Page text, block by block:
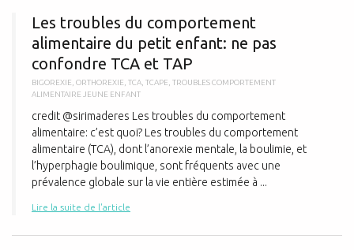
Les troubles du comportement
alimentaire du petit enfant: ne pas
confondre TCA et TAP
BIGOREXIE ORTHOREXIE TCA TCAPE TROUBLES COMPORTEMENT
ALIMENTAIRE JEUNE ENFANT
credit @sirimaderes Les troubles du comportement
alimentaire: c’est quoi? Les troubles du comportement
alimentaire (TCA), dont l’anorexie mentale, la boulimie, et
l’hyperphagie boulimique, sont fréquents avec une
prévalence globale sur la vie entière estimée à ...
Lire la suite de l'article